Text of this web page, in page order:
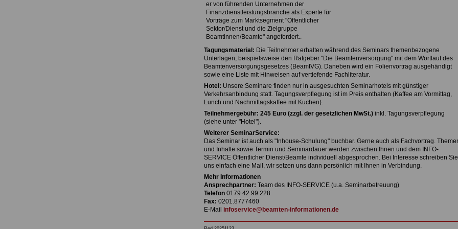
er von führenden Unternehmen der
Finanzdienstleistungsbranche als Experte für
Vorträge zum Marktsegment "Öffentlicher
Sektor/Dienst und die Zielgruppe
Beamtinnen/Beamte" angefordert..
Tagungsmaterial: Die Teilnehmer erhalten während des Seminars themenbezogene
Unterlagen, beispielsweise den Ratgeber "Die Beamtenversorgung" mit dem Wortlaut des
Beamtenversorgungsgesetzes (BeamtVG). Daneben wird ein Folienvortrag ausgehändigt
sowie eine Liste mit Hinweisen auf vertiefende Fachliteratur.
Hotel: Unsere Seminare finden nur in ausgesuchten Seminarhotels mit günstiger
Verkehrsanbindung statt. Tagungsverpflegung ist im Preis enthalten (Kaffee am Vormittag,
Lunch und Nachmittagskaffee mit Kuchen).
Teilnehmergebühr: 245 Euro (zzgl. der gesetzlichen MwSt.)inkl. Tagungsverpflegung
(siehe unter "Hotel").
Weiterer SeminarService:
Das Seminar ist auch als "Inhouse-Schulung" buchbar. Gerne auch als Fachvortrag.
und Inhalte sowie Termin und Seminardauer werden zwischen Ihnen und dem INFO-
SERVICE Öffentlicher Dienst/Beamte individuell abgesprochen. Bei Interesse schreiben Sie
uns einfach eine Mail, wir setzen uns dann persönlich mit Ihnen in Verbindung.
Mehr Informationen
Ansprechpartner: Team des INFO-SERVICE (u.a. Seminarbetreuung)
Telefon0179 42 99 228
Fax: 0201.8777460
E-Mail infoservice@beamten-informationen.de